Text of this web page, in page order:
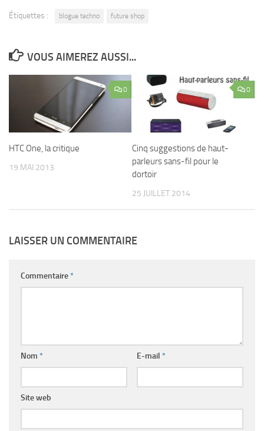
Étiquettes : blogue techno future shop
VOUS AIMEREZ AUSSI...
0
HTC One, la critique
19 MAI 2013
0
Cinq suggestions de haut-
parleurs sans-fil pour le
dortoir
25 JUILLET 2014
LAISSER UN COMMENTAIRE
Commentaire*
Nom * E-mail *
Site web